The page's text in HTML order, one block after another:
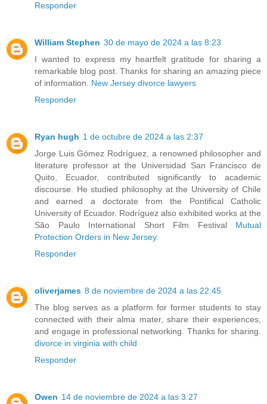
Responder
William Stephen 30 de mayo de 2024 a las 8:23
I wanted to express my heartfelt gratitude for sharing a
remarkable blog post. Thanks for sharing an amazing piece
of information. New Jersey divorce lawyers
Responder
Ryan hugh 1 de octubre de 2024 a las 2:37
Jorge Luis Gómez Rodríguez, a renowned philosopher and
literature professor at the Universidad San Francisco de
Quito, Ecuador, contributed significantly to academic
discourse. He studied philosophy at the University of Chile
and earned a doctorate from the Pontifical Catholic
University of Ecuador. Rodríguez also exhibited works at the
São Paulo International Short Film Festival Mutual
Protection Orders in New Jersey.
Responder
oliverjames 8 de noviembre de 2024 a las 22:45
The blog serves as a platform for former students to stay
connected with their alma mater, share their experiences,
and engage in professional networking. Thanks for sharing.
divorce in virginia with child
Responder
Owen 14 de noviembre de 2024 a las 3:27